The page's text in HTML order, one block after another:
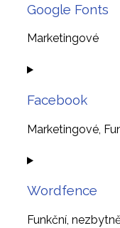
service
wordpress
Google Fonts
Marketingové
Consent
service
google-
Facebook
Marketingové,
Consent
service
facebook
Wordfence
Funkční,